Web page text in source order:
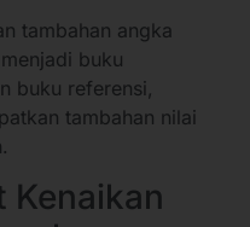
tambahan angka
buku
buku referensi,
tambahan nilai
Kenaikan